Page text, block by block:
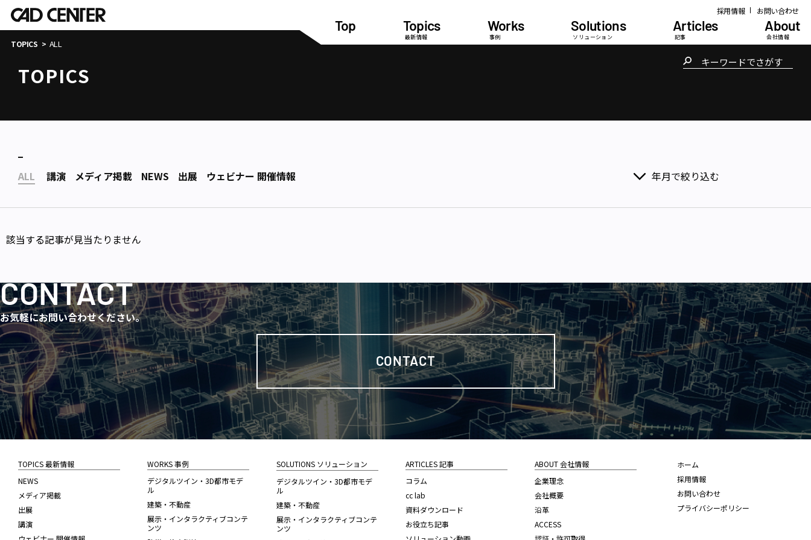
採用情報 お問い合わせ
Top Topics
最新情報
Works
事例
Solutions
ソリューション
Articles
記事
About
会社情報
TOPICS ALL
TOPICS
ALL 講演 メディア掲載 NEWS 出展 ウェビナー 開催情報 年月で絞り込む
該当する記事が見当たりません
CONTACT
お気軽にお問い合わせください。
CONTACT
TOPICS 最新情報
NEWS
メディア掲載
出展
講演
WORKS 事例
デジタルツイン・3D都市モデ
ル
建築・不動産
展示・インタラクティブコンテ
ンツ
SOLUTIONS ソリューション
デジタルツイン・3D都市モデ
ル
建築・不動産
展示・インタラクティブコンテ
ンツ
ARTICLES 記事
コラム
cc lab
資料ダウンロード
お役立ち記事
ABOUT 会社情報
企業理念
会社概要
沿革
ACCESS
ホーム
採用情報
お問い合わせ
プライバシーポリシー